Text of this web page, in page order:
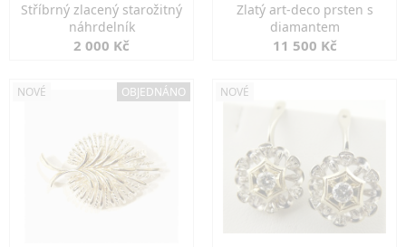
Stříbrný zlacený starožitný
náhrdelník
2 000 Kč
Zlatý art-deco prsten s
diamantem
11 500 Kč
NOVÉ OBJEDNÁNO NOVÉ